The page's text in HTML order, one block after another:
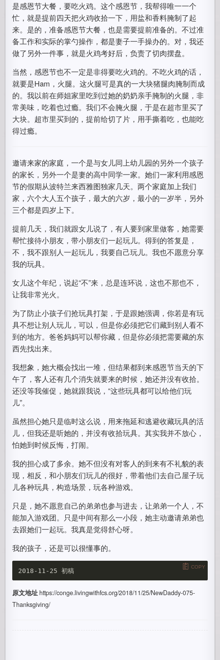
是感恩节大餐，要吃火鸡。这个感恩节，我帮得唯一一个
忙，就是提前四天把火鸡收拾一下，用盐和香料腌制了起
来。是的，准备感恩节大餐，也是需要提前准备的。不过准
备工作和实际的掌勺操作，都是妻子一手操办的。对，我还
做了另外一件事，就是火鸡考好后，负责了切肉摆盘。
当然，感恩节也不一定是非得要吃火鸡的。不吃火鸡的话，
就要是Ham，火腿。这火腿可是真的一大块猪腿肉腌制而成
的。我以前在师姐家里吃到过她的奶奶亲手腌制的火腿，非
常美味，吃着也过瘾。我们不会腌火腿，于是在超市里买了
大块。超市里买到的，提前给切了片，用手撕着吃，也能吃
得过瘾。
邀请来家的家庭，一个是与女儿同上幼儿园的另外一个孩子
的家长，另外一个是妻的高中同学一家。她们一家利用感恩
节的假期从波特兰来西雅图独家几天。两个家庭加上我们
家，六个大人五个孩子，最大的六岁，最小的一岁半，另外
三个都是四岁上下。
提前几天，我们就跟女儿说了，有人要到家里做客，她需要
帮忙接待小朋友，带小朋友们一起玩儿。得到的答复是，
不，我不跟别人一起玩儿，我要自己玩儿。我也不愿意分享
我的玩具。
女儿这个年纪，说起“不”来，总是连环说，这也不那也不，
让我非常光火。
为了防止小孩子们抢玩具打架，于是跟她强调，你若是有玩
具不想让别人玩儿，可以，但是你必须把它们藏到别人看不
到的地方。爸爸妈妈可以帮你藏，但是你必须把需要藏的东
西先找出来。
我想象，她大概会找出一堆，但结果都到来感恩节当天的下
午了，客人还有几个消失就要来的时候，她还并没有收拾。
还没等我催促，她就跟我说，“这些玩具都可以给他们玩
儿”。
虽然担心她只是临时这么说，用来拖延和逃避收藏玩具的活
儿，但我还是听她的，并没有收拾玩具。其实我并不放心，
怕她到时候反悔，打闹。
我的担心成了多余。她不但没有对客人的到来有不礼貌的表
现，相反，和小朋友们玩儿的很好，带着他们去自己屋子玩
儿各种玩具，构造场景，玩各种游戏。
只是，她不愿意自己的弟弟也参与进去，让弟弟一个人，不
能加入游戏团。只是中间有那么一小段，她主动邀请弟弟也
去跟她们一起玩。我真是觉得舒心呀。
我的孩子，还是可以很懂事的。
COPY
原文地址https://conge.livingwithfcs.org/2018/11/25/NewDaddy-075-
Thanksgiving/